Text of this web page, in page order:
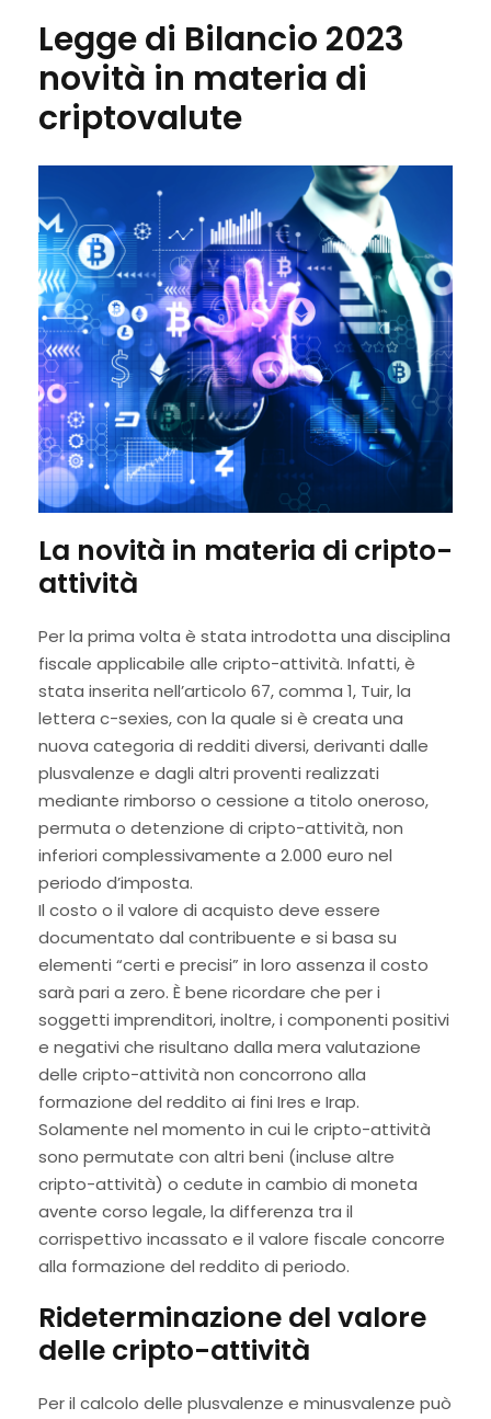
Legge di Bilancio 2023
novità in materia di
criptovalute
La novità in materia di cripto-
attività
Per la prima volta è stata introdotta una disciplina
fiscale applicabile alle cripto-attività. Infatti, è
stata inserita nell’articolo 67, comma 1, Tuir, la
lettera c-sexies, con la quale si è creata una
nuova categoria di redditi diversi, derivanti dalle
plusvalenze e dagli altri proventi realizzati
mediante rimborso o cessione a titolo oneroso,
permuta o detenzione di cripto-attività, non
inferiori complessivamente a 2.000 euro nel
periodo d’imposta.
Il costo o il valore di acquisto deve essere
documentato dal contribuente e si basa su
elementi “certi e precisi” in loro assenza il costo
sarà pari a zero. È bene ricordare che per i
soggetti imprenditori, inoltre, i componenti positivi
e negativi che risultano dalla mera valutazione
delle cripto-attività non concorrono alla
formazione del reddito ai fini Ires e Irap.
Solamente nel momento in cui le cripto-attività
sono permutate con altri beni (incluse altre
cripto-attività) o cedute in cambio di moneta
avente corso legale, la differenza tra il
corrispettivo incassato e il valore fiscale concorre
alla formazione del reddito di periodo.
Rideterminazione del valore
delle cripto-attività
Per il calcolo delle plusvalenze e minusvalenze può